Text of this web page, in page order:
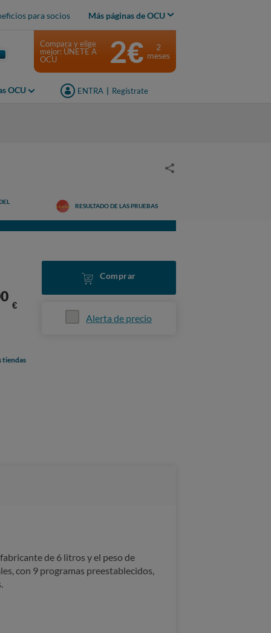
para socios Más páginas de OCU
OCU ENTRA Regístrate
Compara y elige
mejor: ÚNETE A
OCU
2€
2
meses
RESULTADO DE LAS PRUEBAS
€
Comprar
Alerta de precio
tiendas
de 6 litros y el peso de
con 9 programas preestablecidos,